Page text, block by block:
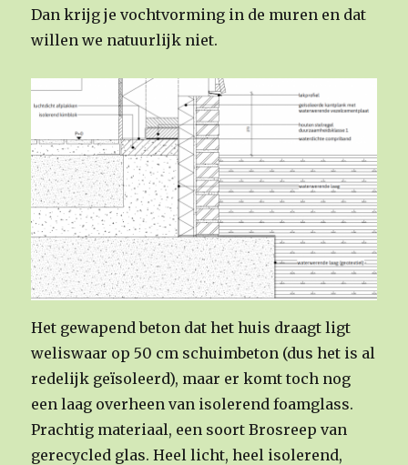
Dan krijg je vochtvorming in de muren en dat
willen we natuurlijk niet.
Het gewapend beton dat het huis draagt ligt
weliswaar op 50 cm schuimbeton (dus het is al
redelijk geïsoleerd), maar er komt toch nog
een laag overheen van isolerend foamglass.
Prachtig materiaal, een soort Brosreep van
gerecycled glas. Heel licht, heel isolerend,